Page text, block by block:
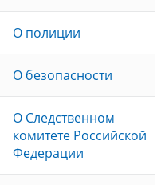
О полиции
О безопасности
О Следственном
комитете Российской
Федерации